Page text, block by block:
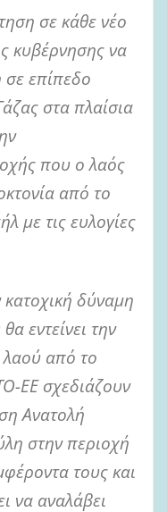
σε κάθε νέο
κυβέρνησης να
σε επίπεδο
στα πλαίσια
που ο λαός
από το
με τις ευλογίες
δύναμη
εντείνει την
λαού από το
ΕΕ σχεδιάζουν
Ανατολή
στην περιοχή
τους και
να αναλάβει